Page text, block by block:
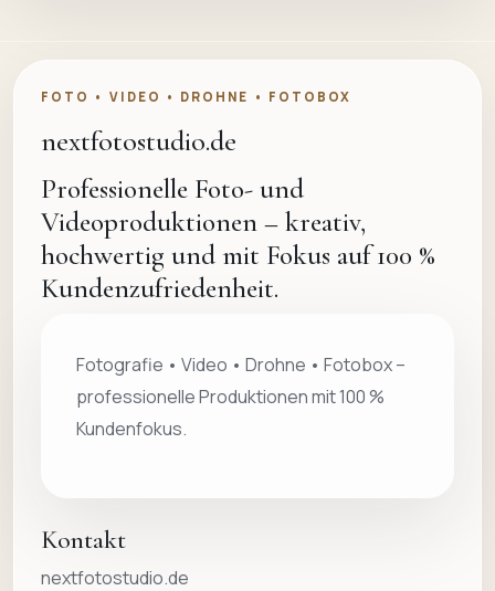
FOTO • VIDEO • DROHNE • FOTOBOX
nextfotostudio.de
Professionelle Foto- und
Videoproduktionen – kreativ,
hochwertig und mit Fokus auf 100 %
Kundenzufriedenheit.
Fotografie • Video • Drohne • Fotobox –
professionelle Produktionen mit 100 %
Kundenfokus.
Kontakt
nextfotostudio.de